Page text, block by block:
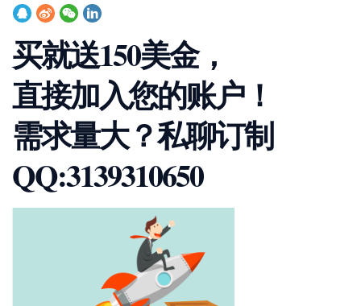
买就送150美金，
直接加入您的账户！
需求量大？私聊订制
QQ:3139310650